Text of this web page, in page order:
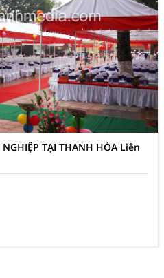
TẠI THANH HÓA Liên